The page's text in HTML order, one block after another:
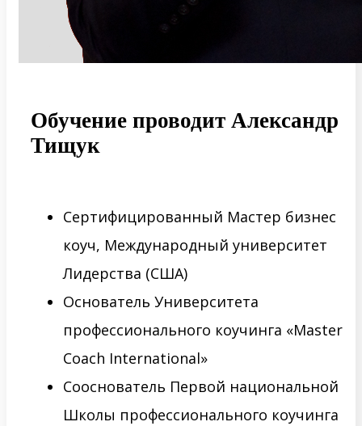
Обучение проводит Александр
Тищук
Сертифицированный Мастер бизнес
коуч, Международный университет
Лидерства (США)
Основатель Университета
профессионального коучинга «Master
Coach International»
Сооснователь Первой национальной
Школы профессионального коучинга